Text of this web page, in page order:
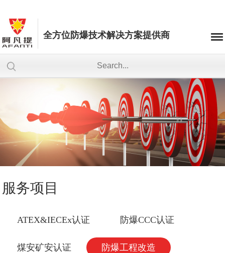
全方位防爆技术解决方案提供商
服务项目
ATEX&IECEx认证 防爆CCC认证
煤安矿安认证 防爆工程改造